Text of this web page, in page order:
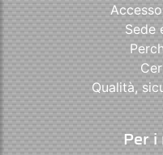
Sede
Qualità,
Per